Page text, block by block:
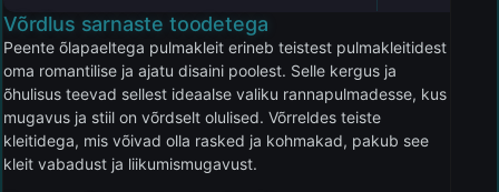
Võrdlus sarnaste toodetega
Peente õlapaeltega pulmakleit erineb teistest pulmakleitidest
oma romantilise ja ajatu disaini poolest. Selle kergus ja
õhulisus teevad sellest ideaalse valiku rannapulmadesse, kus
mugavus ja stiil on võrdselt olulised. Võrreldes teiste
kleitidega, mis võivad olla rasked ja kohmakad, pakub see
kleit vabadust ja liikumismugavust.